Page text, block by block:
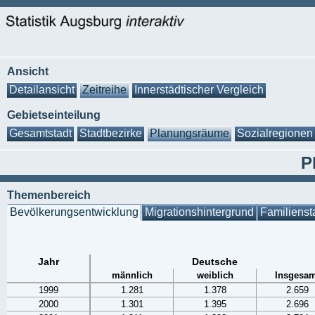
Ansicht
Detailansicht
Zeitreihe Innerstädtischer Vergleich
Gebietseinteilung
Gesamtstadt
Stadtbezirke Planungsräume Sozialregionen
Themenbereich
Bevölkerungsentwicklung Migrationshintergrund
Jahr Deutsche
männlich weiblich
1999
1.281 1.378
2.659
2000
1.301 1.395
2.696